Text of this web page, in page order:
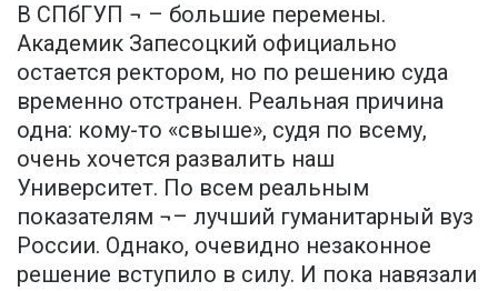
В СПбГУП ¬ – большие перемены.
Академик Запесоцкий официально
остается ректором, но по решению суда
временно отстранен. Реальная причина
одна: кому-то «свыше», судя по всему,
очень хочется развалить наш
Университет. По всем реальным
показателям ¬– лучший гуманитарный вуз
России. Однако, очевидно незаконное
решение вступило в силу. И пока навязали